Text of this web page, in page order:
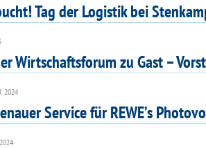
Tag der Logistik bei
Wirtschaftsforum zu Gast –
2024
Service für REWE’s